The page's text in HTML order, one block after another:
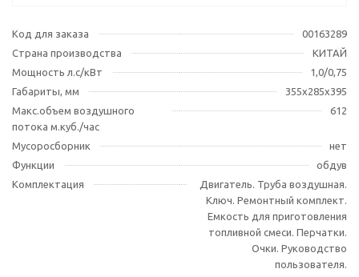
Код для заказа
00163289
Страна производства
КИТАЙ
Мощность л.с/кВт
1,0/0,75
Габариты, мм
355х285х395
Макс.объем воздушного
потока м.куб./час
612
Мусоросборник
нет
Функции
обдув
Комплектация
Двигатель. Труба воздушная.
Ключ. Ремонтный комплект.
Емкость для приготовления
топливной смеси. Перчатки.
Очки. Руководство
пользователя.